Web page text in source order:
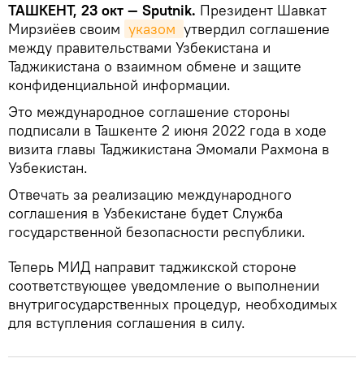
ТАШКЕНТ, 23 окт — Sputnik. Президент Шавкат
Мирзиёев своим указом утвердил соглашение
между правительствами Узбекистана и
Таджикистана о взаимном обмене и защите
конфиденциальной информации.
Это международное соглашение стороны
подписали в Ташкенте 2 июня 2022 года в ходе
визита главы Таджикистана Эмомали Рахмона в
Узбекистан.
Отвечать за реализацию международного
соглашения в Узбекистане будет Служба
государственной безопасности республики.
Теперь МИД направит таджикской стороне
соответствующее уведомление о выполнении
внутригосударственных процедур, необходимых
для вступления соглашения в силу.